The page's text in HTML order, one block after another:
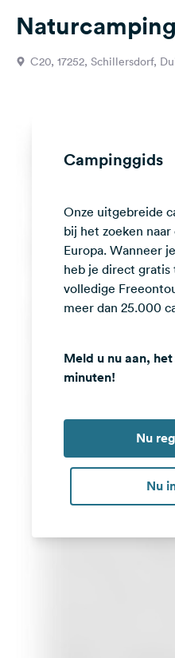
Vragen &
Feedback
media
Facebook
Instagram
C20, 17252, Schillersdorf,
Campinggids
Onze uitgebreide
bij het zoeken
Europa. Wanneer
heb je direct gratis
volledige
meer dan 25.000
Meld u nu aan,
minuten!
Nu
Nu